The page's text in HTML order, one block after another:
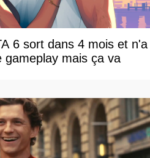
6 sort dans 4 mois et n'a
gameplay mais ça va